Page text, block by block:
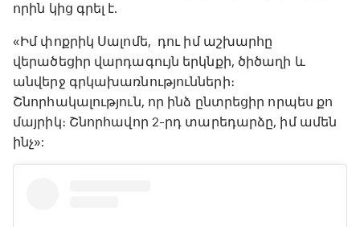
որին կից գրել է.
«Իմ փոքրիկ Սալոմե, դու իմ աշխարհը
վերածեցիր վարդագույն երկնքի, ծիծաղի և
անվերջ գրկախառնությունների։
Շնորհակալություն, որ ինձ ընտրեցիր որպես քո
մայրիկ։ Շնորհավոր 2-րդ տարեդարձը, իմ ամեն
ինչ»: